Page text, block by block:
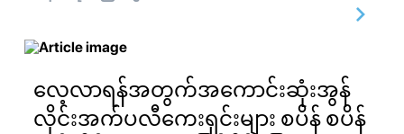
လေ့လာရန်အတွက်အကောင်းဆုံးအွန်
လိုင်းအက်ပလီကေးရှင်းများ စပိန် စပိန်